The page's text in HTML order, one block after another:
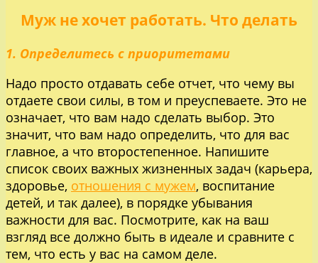
Муж не хочет работать. Что делать
1. Определитесь с приоритетами
Надо просто отдавать себе отчет, что чему вы
отдаете свои силы, в том и преуспеваете. Это не
означает, что вам надо сделать выбор. Это
значит, что вам надо определить, что для вас
главное, а что второстепенное. Напишите
список своих важных жизненных задач (карьера,
здоровье, отношения с мужем, воспитание
детей, и так далее), в порядке убывания
важности для вас. Посмотрите, как на ваш
взгляд все должно быть в идеале и сравните с
тем, что есть у вас на самом деле.